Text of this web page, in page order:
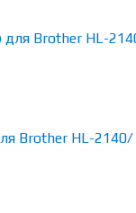
Brother HL-2140/